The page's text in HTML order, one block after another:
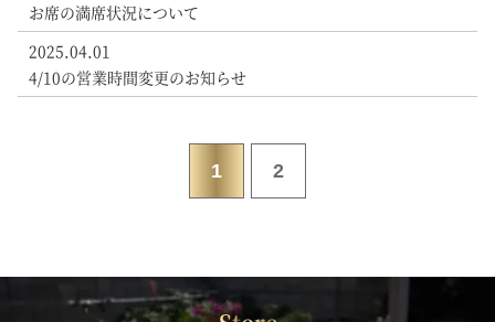
お席の満席状況について
2025.04.01
4/10の営業時間変更のお知らせ
1 2